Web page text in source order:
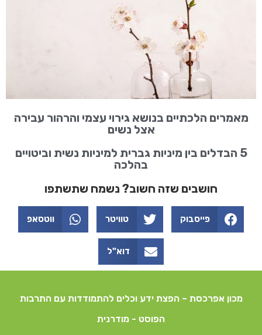
מאמרים הלכתיים בנושא גירוי עצמי והרהור עבירה
אצל נשים
5 הבדלים בין מיניות גברית למיניות נשית וביטויים
בהלכה
חושבים שזה חשוב? נשמח שתשתפו
פייסבוק טוויטר ווטסאפ
דוא"ל
מכון אפרכסת – הפצת ידע וכלים להתמודדות עם התרבות
הפוסט - מודרנית